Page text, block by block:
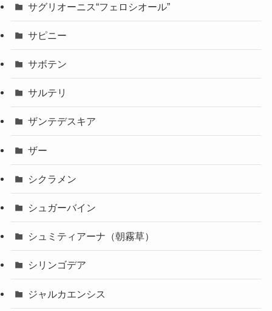
サグリオーニス“フェロシオール”
サピニー
サボテン
サルテリ
ザンテデスキア
ザー
シクラメン
シュガーバイン
シュミティアーナ（朝霧草）
シリンゴデア
ジャルカエンシス